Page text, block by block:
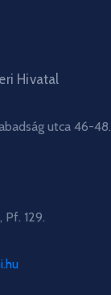
Hivatal
utca 46-48.
129.